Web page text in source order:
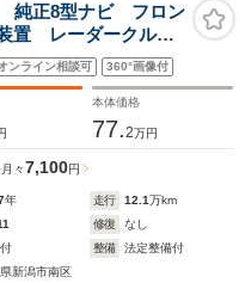
純正8型ナビ フロン
置 レーダークルー
ラレコ コーナー
ド ETC ドラレコ
ンライン相談可 360°画像付
本体価格
77.2万円
月々7,100円
年 走行 12.1万km
修復
なし
整備
法定整備付
新潟市南区